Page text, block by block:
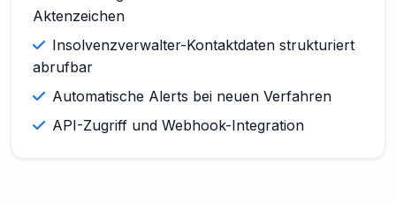
Aktenzeichen
Insolvenzverwalter-Kontaktdaten strukturiert
abrufbar
Automatische Alerts bei neuen Verfahren
API-Zugriff und Webhook-Integration